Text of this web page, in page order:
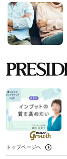
トップページへ